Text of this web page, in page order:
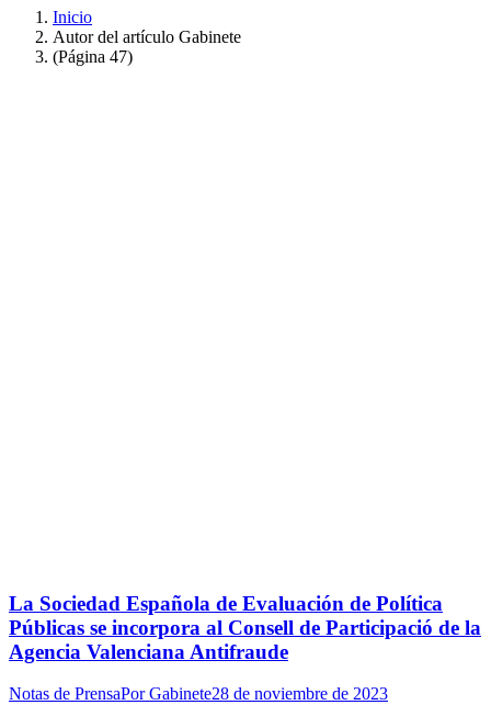
Inicio
Autor del artículo Gabinete
(Página 47)
La Sociedad Española de Evaluación de Política
Públicas se incorpora al Consell de Participació de la
Agencia Valenciana Antifraude
Notas de PrensaPorGabinete28 de noviembre de 2023